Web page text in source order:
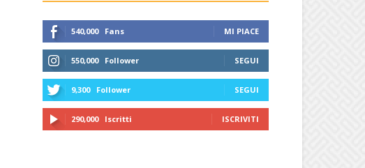
540,000 Fans MI PIACE
550,000 Follower SEGUI
9,300 Follower SEGUI
290,000 Iscritti ISCRIVITI